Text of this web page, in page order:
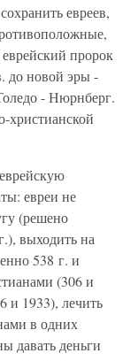
евреев,
пророк
до новой эры -
- Нюрнберг.
христианской
евреи не
(решено
выходить на
538 г. и
(306 и
и 1933), лечить
в одних
давать деньги